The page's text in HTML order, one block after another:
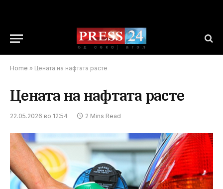
Home » Цената на нафтата расте
Цената на нафтата расте
22.05.2026 во 12:54 2 Mins Read